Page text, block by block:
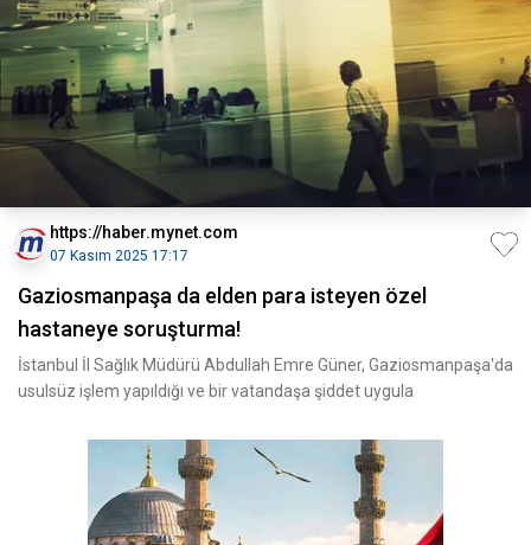
https://haber.mynet.com
07 Kasım 2025 17:17
Gaziosmanpaşa da elden para isteyen özel
hastaneye soruşturma!
İstanbul İl Sağlık Müdürü Abdullah Emre Güner, Gaziosmanpaşa'da
usulsüz işlem yapıldığı ve bir vatandaşa şiddet uygula